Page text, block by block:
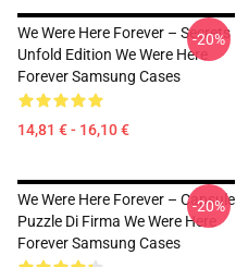
We Were Here Forever – Secrets
Unfold Edition We Were Here
Forever Samsung Cases
14,81 € - 16,10 €
-20%
We Were Here Forever – Capsule
Puzzle Di Firma We Were Here
Forever Samsung Cases
-20%